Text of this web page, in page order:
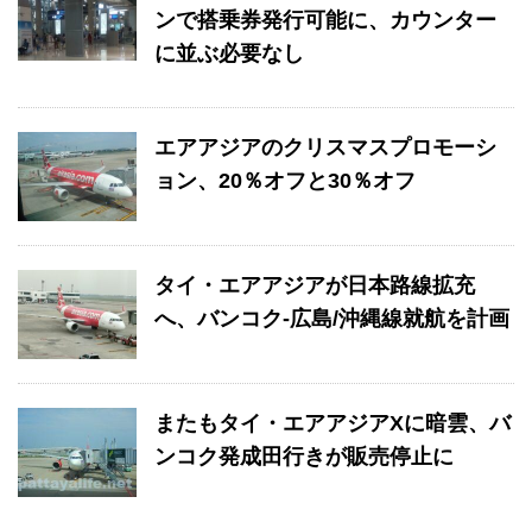
ンで搭乗券発行可能に、カウンター
に並ぶ必要なし
エアアジアのクリスマスプロモーシ
ョン、20％オフと30％オフ
タイ・エアアジアが日本路線拡充
へ、バンコク-広島/沖縄線就航を計画
またもタイ・エアアジアXに暗雲、バ
ンコク発成田行きが販売停止に